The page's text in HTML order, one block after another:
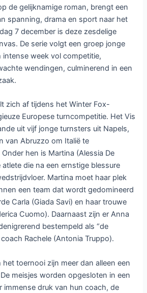
de gelijknamige roman, brengt een
spanning, drama en sport naar het
7 december is deze zesdelige
De serie volgt een groep jonge
week vol competitie,
wendingen, culminerend in een
zich af tijdens het Winter Fox-
Europese turncompetitie. Het Vis
uit vijf jonge turnsters uit Napels,
van Abruzzo om Italië te
hen is Martina (Alessia De
die na een ernstige blessure
Martina moet haar plek
een team dat wordt gedomineerd
Carla (Giada Savi) en haar trouwe
Cuomo). Daarnaast zijn er Anna
bestempeld als “de
Rachele (Antonia Truppo).
het toernooi zijn meer dan alleen een
meisjes worden opgesloten in een
immense druk van hun coach, de